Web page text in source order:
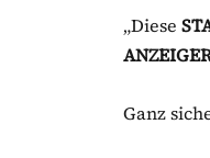
„Diese
Ganz